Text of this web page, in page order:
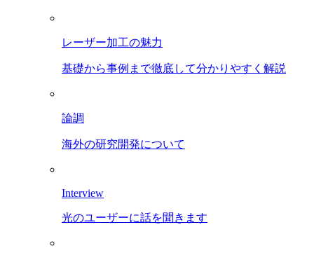
レーザー加工の魅力
基礎から事例まで徹底して分かりやすく解説
論調
海外の研究開発について
Interview
光のユーザーに話を聞きます